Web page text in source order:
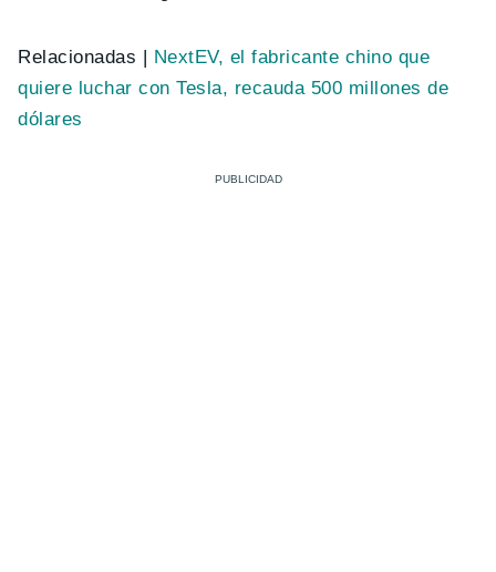
Relacionadas |
NextEV, el fabricante chino que
quiere luchar con Tesla, recauda 500 millones de
dólares